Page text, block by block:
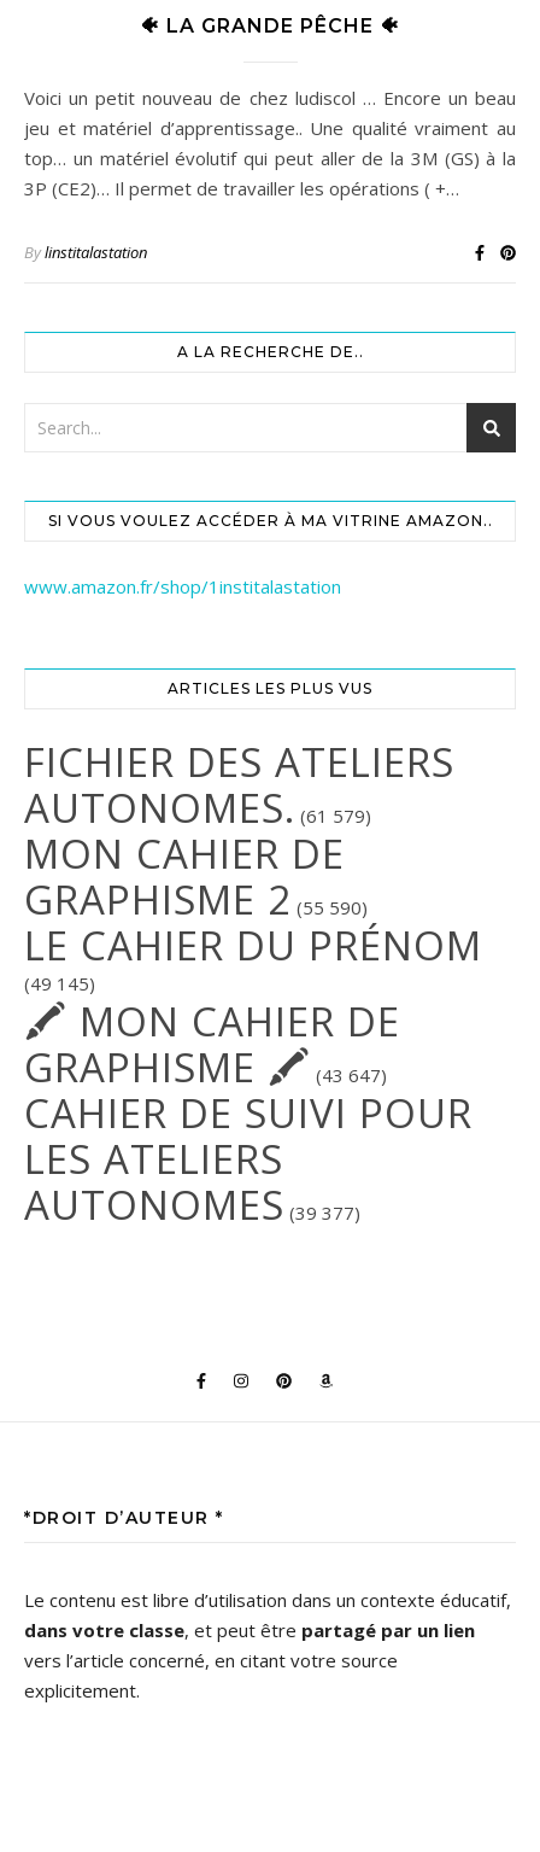
🐠 LA GRANDE PÊCHE 🐠
Voici un petit nouveau de chez ludiscol … Encore un beau
jeu et matériel d’apprentissage.. Une qualité vraiment au
top… un matériel évolutif qui peut aller de la 3M (GS) à la
3P (CE2)… Il permet de travailler les opérations ( +…
Bylinstitalastation
A LA RECHERCHE DE..
SI VOUS VOULEZ ACCÉDER À MA VITRINE AMAZON..
www.amazon.fr/shop/1institalastation
ARTICLES LES PLUS VUS
FICHIER DES ATELIERS
AUTONOMES. (61 579)
MON CAHIER DE
GRAPHISME 2 (55 590)
LE CAHIER DU PRÉNOM
(49 145)
🖍 MON CAHIER DE
GRAPHISME 🖍 (43 647)
CAHIER DE SUIVI POUR
LES ATELIERS
AUTONOMES (39 377)
*DROIT D’AUTEUR *
Le contenu est libre d’utilisation dans un contexte éducatif,
dans votre classe, et peut être partagé par un lien
vers l’article concerné, en citant votre source
explicitement.